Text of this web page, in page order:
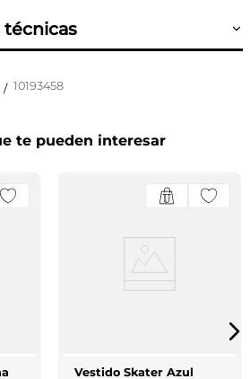
técnicas
/ 10193458
te pueden interesar
Vestido Skater Azul